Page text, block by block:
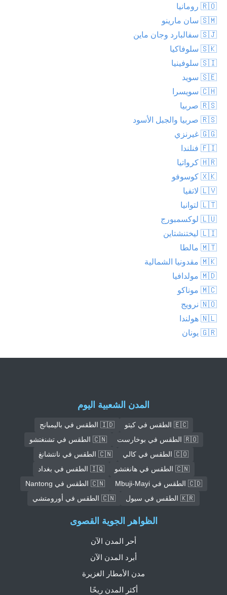
🇷🇴 رومانيا
🇸🇲 سان مارينو
🇸🇯 سفالبارد وجان ماين
🇸🇰 سلوفاكيا
🇸🇮 سلوفينيا
🇸🇪 سويد
🇨🇭 سويسرا
🇷🇸 صربيا
🇷🇸 صربيا والجبل الأسود
🇬🇬 غيرنزي
🇫🇮 فنلندا
🇭🇷 كرواتيا
🇽🇰 كوسوفو
🇱🇻 لاتفيا
🇱🇹 لتوانيا
🇱🇺 لوكسمبورج
🇱🇮 ليختنشتاين
🇲🇹 مالطا
🇲🇰 مقدونيا الشمالية
🇲🇩 مولدافيا
🇲🇨 موناكو
🇳🇴 نرويج
🇳🇱 هولندا
🇬🇷 يونان
المدن الشعبية اليوم
🇪🇨 الطقس في كيتو
🇮🇩 الطقس في باليمبانج
🇷🇴 الطقس في بوخارست
🇨🇳 الطقس في تشنغتشو
🇨🇴 الطقس في كالي
🇨🇳 الطقس في نانتشانغ
🇨🇳 الطقس في هانغتشو
🇮🇶 الطقس في بغداد
🇨🇩 الطقس في Mbuji-Mayi
🇨🇳 الطقس في Nantong
🇰🇷 الطقس في سيول
🇨🇳 الطقس في أورومتشي
الظواهر الجوية القصوى
أحر المدن الآن
أبرد المدن الآن
مدن الأمطار الغزيرة
أكثر المدن ريحًا